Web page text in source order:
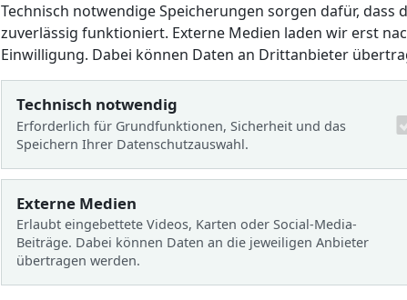
Technisch notwendige Speicherungen sorgen dafür, dass
zuverlässig funktioniert. Externe Medien laden wir erst
Einwilligung. Dabei können Daten an Drittanbieter
Technisch notwendig
Erforderlich für Grundfunktionen, Sicherheit und das
Speichern Ihrer Datenschutzauswahl.
Externe Medien
Erlaubt eingebettete Videos, Karten oder Social-Media-
Beiträge. Dabei können Daten an die jeweiligen Anbieter
übertragen werden.